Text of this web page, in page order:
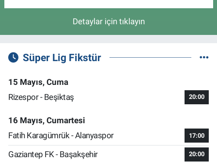
Detaylar için tıklayın
Süper Lig Fikstür
15 Mayıs, Cuma
Rizespor - Beşiktaş
20:00
16 Mayıs, Cumartesi
Fatih Karagümrük - Alanyaspor
17:00
Gaziantep FK - Başakşehir 20:00